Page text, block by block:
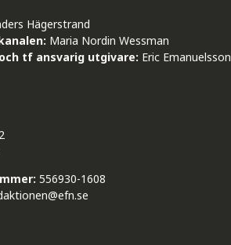
Hägerstrand
Maria Nordin Wessman
tf ansvarig utgivare: Eric Emanuelsson
556930-1608